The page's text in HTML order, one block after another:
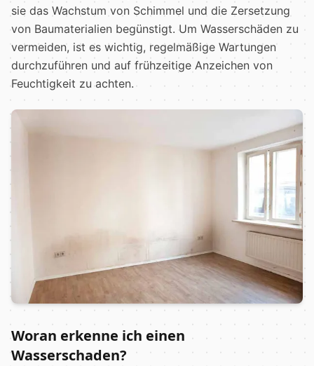
sie das Wachstum von Schimmel und die Zersetzung
von Baumaterialien begünstigt. Um Wasserschäden zu
vermeiden, ist es wichtig, regelmäßige Wartungen
durchzuführen und auf frühzeitige Anzeichen von
Feuchtigkeit zu achten.
Woran erkenne ich einen
Wasserschaden?